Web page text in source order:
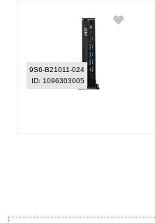
9S6-B21011-024
ID: 1096303005